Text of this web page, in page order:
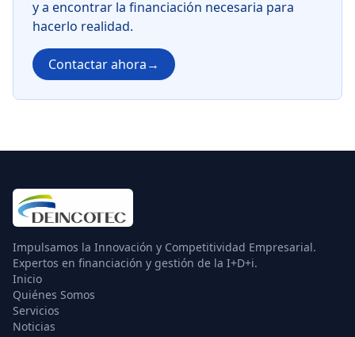
y a encontrar la financiación necesaria para
hacerlo realidad.
Contactar ahora→
Impulsamos la Innovación y Competitividad Empresarial.
Expertos en financiación y gestión de la I+D+i.
Inicio
Quiénes Somos
Servicios
Noticias